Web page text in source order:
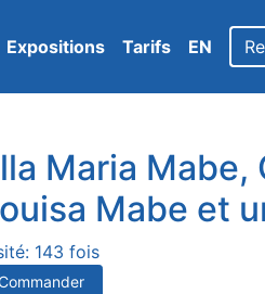
Expositions Tarifs EN
Maria Mabe,
Mabe et
143 fois